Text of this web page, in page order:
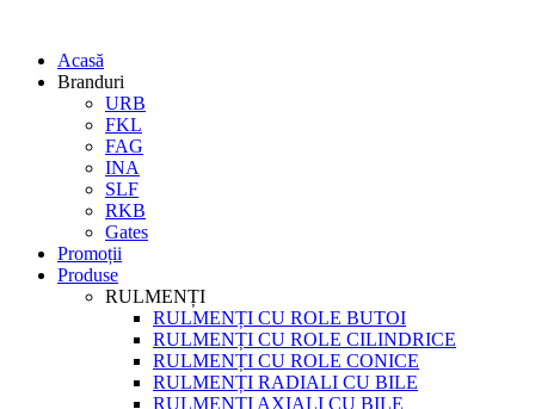
Acasă
Branduri
URB
FKL
FAG
INA
SLF
RKB
Gates
Promoții
Produse
RULMENȚI
RULMENȚI CU ROLE BUTOI
RULMENȚI CU ROLE CILINDRICE
RULMENȚI CU ROLE CONICE
RULMENȚI RADIALI CU BILE
RULMENȚI AXIALI CU BILE